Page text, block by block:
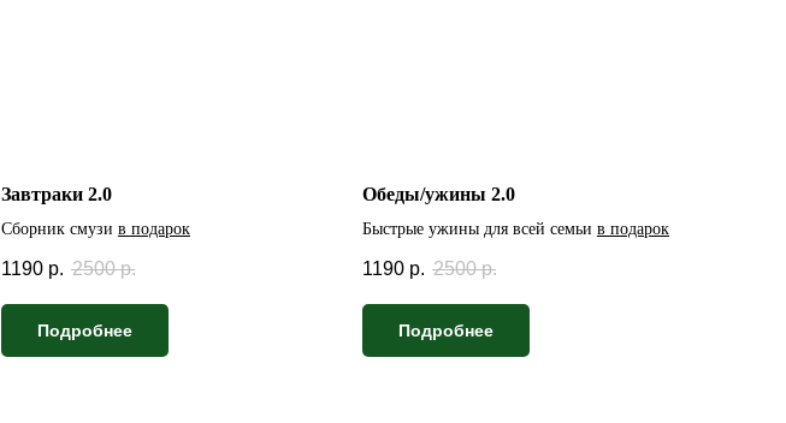
Завтраки 2.0
Сборник смузи в подарок
1190 р. 2500 р.
Подробнее
Обеды/ужины 2.0
Быстрые ужины для всей семьи в подарок
1190 р. 2500 р.
Подробнее